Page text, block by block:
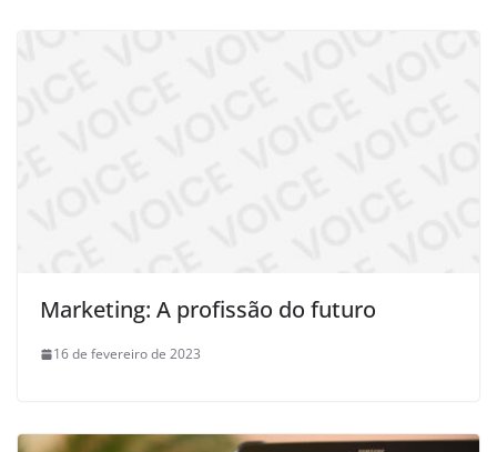
Marketing: A profissão do futuro
16 de fevereiro de 2023